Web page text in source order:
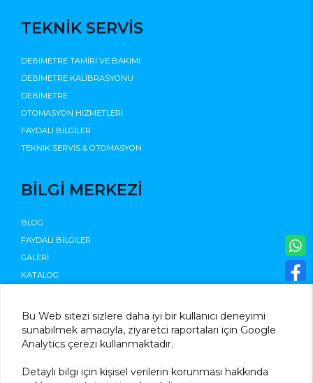
Bu Web sitezi sizlere daha iyi bir kullanıcı deneyimi
sunabilmek amacıyla, ziyaretci raportaları için Google
Analytics çerezi kullanmaktadır.
Detaylı bilgi için kişisel verilerin korunması hakkında
TEKNİK SERVİS
DEBİMETRE TAMİRİ VE BAKIMI
DEBİMETRE KALİBRASYONU
DEBİMETRE
OTOMASYON HİZMETLERİ
FAYDALI BİLGİLER
TEKNİK SERVİS & OTOMASYON
BİLGİ MERKEZİ
BLOG
FAYDALI BİLGİLER
GALERİ
KATALOG
©2025